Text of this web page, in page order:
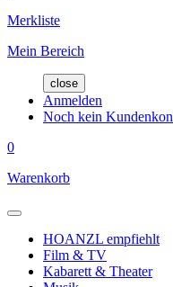
Merkliste
Mein Bereich
close
Anmelden
Noch kein
0
Warenkorb
HOANZL empfiehlt
Film & TV
Kabarett & Theater